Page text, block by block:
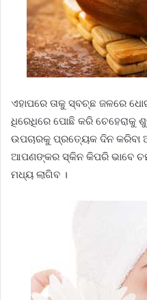
ଏହାପରେ ତାକୁ ସ୍ବଚ୍ଛ ଜଳରେ
ଧିରେଧିରେ ପୋଛି କରି ଚେହେରାକୁ
ଉପଚାରକୁ ପ୍ରତ୍ୟେକ ଦିନ
ଆପଣଙ୍କର ସ୍କିନ କିପରି ଭାବେ
ମଧ୍ୟ ଲାଗିବ ।